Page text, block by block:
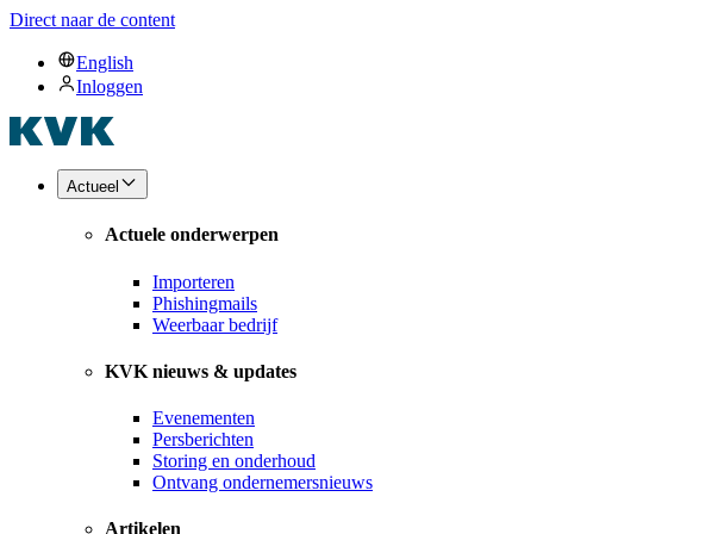
Direct naar de content
English
Inloggen
Actueel
Actuele onderwerpen
Importeren
Phishingmails
Weerbaar bedrijf
KVK nieuws & updates
Evenementen
Persberichten
Storing en onderhoud
Ontvang ondernemersnieuws
Artikelen